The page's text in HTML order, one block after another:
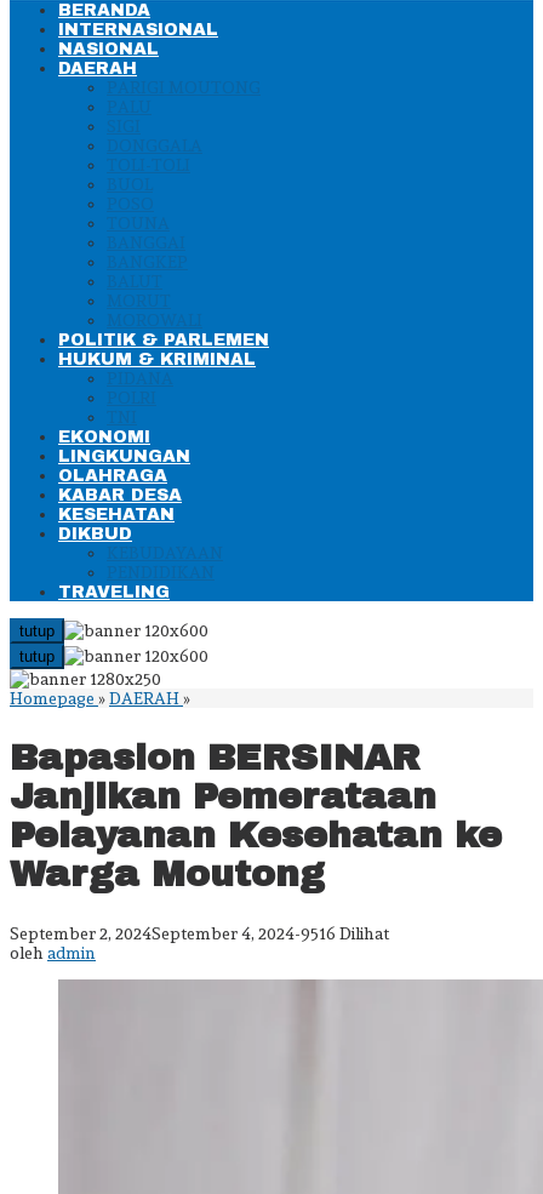
BERANDA
INTERNASIONAL
NASIONAL
DAERAH
PARIGI MOUTONG
PALU
SIGI
DONGGALA
TOLI-TOLI
BUOL
POSO
TOUNA
BANGGAI
BANGKEP
BALUT
MORUT
MOROWALI
POLITIK & PARLEMEN
HUKUM & KRIMINAL
PIDANA
POLRI
TNI
EKONOMI
LINGKUNGAN
OLAHRAGA
KABAR DESA
KESEHATAN
DIKBUD
KEBUDAYAAN
PENDIDIKAN
TRAVELING
tutup
tutup
Homepage »DAERAH»Bapaslon
Pemerataan
Pelayanan
Kesehatan
ke
Warga
Moutong
Bapaslon BERSINAR
Janjikan Pemerataan
Pelayanan Kesehatan ke
Warga Moutong
September 2, 2024September 4, 2024oleh
-9516 Dilihat
oleh admin